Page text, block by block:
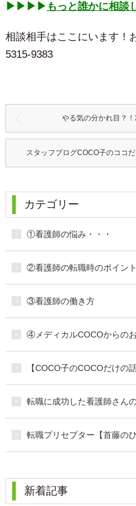
▶︎▶︎▶︎▶︎ もっと誰かに相談
相談相手はここにいます！
5315-9383
やる気の分かれ目？
スタッフブログCOCO子のココ
カテゴリー
①看護師の悩み・・・
②看護師の転職時のポイント
③看護師の働き方
④メディカルCOCOからの
【COCO子のCOCOだけの話
転職に成功した看護師さん
転職プリセプター【首藤の
新着記事